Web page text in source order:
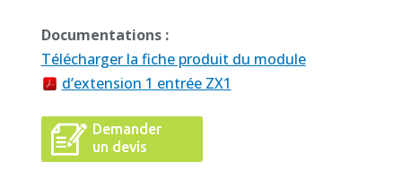
Documentations :
Télécharger la fiche produit du module
d’extension 1 entrée ZX1
Demander
un devis